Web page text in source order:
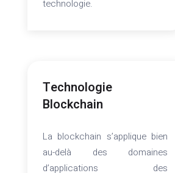
technologie.
Technologie
Blockchain
La blockchain s’applique bien
au-delà des domaines
d’applications des